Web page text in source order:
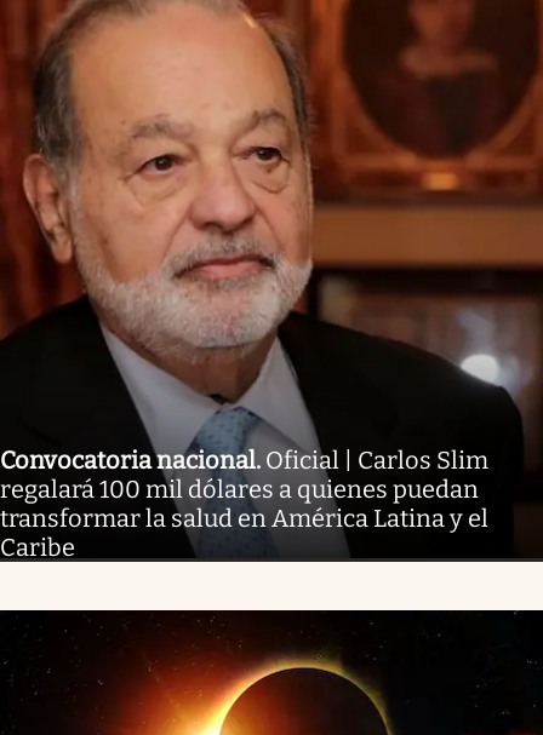
Convocatoria nacional. Oficial | Carlos Slim
regalará 100 mil dólares a quienes puedan
transformar la salud en América Latina y el
Caribe